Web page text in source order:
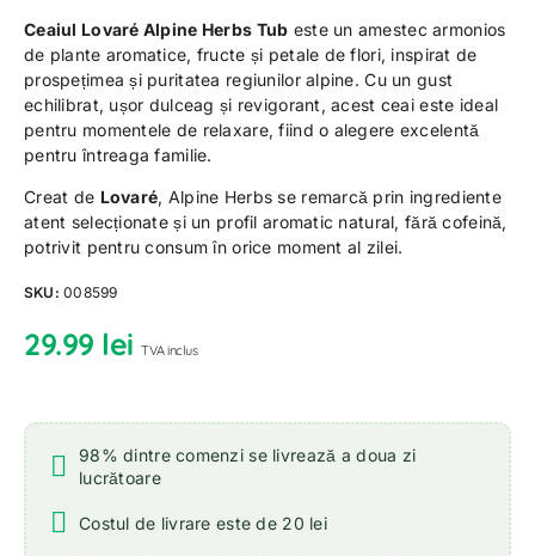
Ceaiul Lovaré Alpine Herbs Tub este un amestec armonios
de plante aromatice, fructe și petale de flori, inspirat de
prospețimea și puritatea regiunilor alpine. Cu un gust
echilibrat, ușor dulceag și revigorant, acest ceai este ideal
pentru momentele de relaxare, fiind o alegere excelentă
pentru întreaga familie.
Creat de Lovaré, Alpine Herbs se remarcă prin ingrediente
atent selecționate și un profil aromatic natural, fără cofeină,
potrivit pentru consum în orice moment al zilei.
SKU:008599
29.99 lei TVA inclus
98% dintre comenzi se livrează a doua zi
lucrătoare
Costul de livrare este de 20 lei